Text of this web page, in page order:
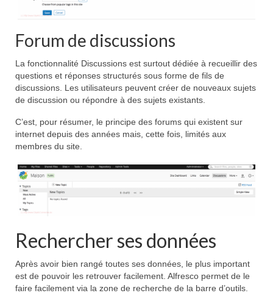
Forum de discussions
La fonctionnalité Discussions est surtout dédiée à recueillir des
questions et réponses structurés sous forme de fils de
discussions. Les utilisateurs peuvent créer de nouveaux sujets
de discussion ou répondre à des sujets existants.
C’est, pour résumer, le principe des forums qui existent sur
internet depuis des années mais, cette fois, limités aux
membres du site.
Rechercher ses données
Après avoir bien rangé toutes ses données, le plus important
est de pouvoir les retrouver facilement. Alfresco permet de le
faire facilement via la zone de recherche de la barre d’outils.